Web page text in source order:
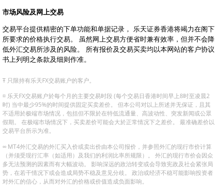
市场风险及网上交易
交易平台提供精密的下单功能和单据记录， 乐天证券香港将竭力在阁下
所要求的价格执行交易。 虽然网上交易方便省时兼有效率，但并不会降
低外汇交易所涉及的风险。 所有报价及交易买卖均以本网站的客户协议
书上列明之条款及细则作准。
Ŧ 只限持有乐天FX交易账户的客户。
¤ 乐天FX交易账户於每个月的主要交易时段 (每个交易日香港时间早上8时至凌晨2
时) 当中最少95%的时间提供固定买卖差价。 但本公司对以上所述并无保证，且其
不适用於极端市场情况，包括但不限於在特低流通量、高波动性、突发新闻或公眾
假期。 在极端市场情况下，买卖差价可能会大於正常情况下之差价。 最准确差价以
交易平台所示为准。
∞ MT4外汇交易的外汇买入价或卖出价由本公司报价，并参照外汇的现行市价计算
（并须受现行汇率（如适用）及我们的利润比率所规限）。 外汇的现行市价会因众
多无法预测的因素而有大幅波动。 影响深远的政治转变或会导致宪政及社会紧张局
势，在若干情况下或会造成局势不稳及意见分歧。 政治或经济不稳可能影响投资者
对外汇的信心，从而对外汇的价格或价值造成负面影响。